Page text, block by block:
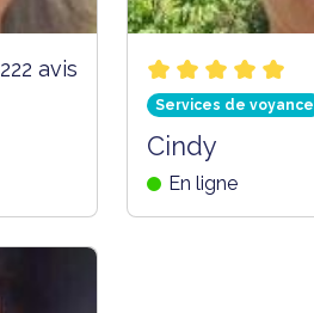
222 avis
Services de voyance
Cindy
En ligne